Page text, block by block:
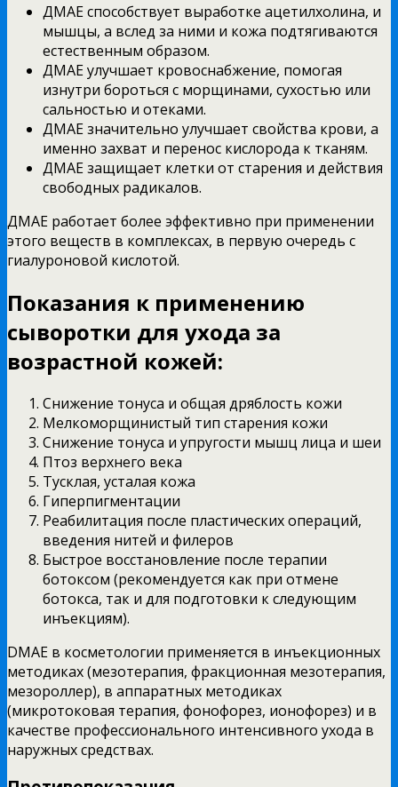
ДМАЕ способствует выработке ацетилхолина, и
мышцы, а вслед за ними и кожа подтягиваются
естественным образом.
ДМАЕ улучшает кровоснабжение, помогая
изнутри бороться с морщинами, сухостью или
сальностью и отеками.
ДМАЕ значительно улучшает свойства крови, а
именно захват и перенос кислорода к тканям.
ДМАЕ защищает клетки от старения и действия
свободных радикалов.
ДМАЕ работает более эффективно при применении
этого веществ в комплексах, в первую очередь с
гиалуроновой кислотой.
Показания к применению
сыворотки для ухода за
возрастной кожей:
Снижение тонуса и общая дряблость кожи
Мелкоморщинистый тип старения кожи
Снижение тонуса и упругости мышц лица и шеи
Птоз верхнего века
Тусклая, усталая кожа
Гиперпигментации
Реабилитация после пластических операций,
введения нитей и филеров
Быстрое восстановление после терапии
ботоксом (рекомендуется как при отмене
ботокса, так и для подготовки к следующим
инъекциям).
DMAE в косметологии применяется в инъекционных
методиках (мезотерапия, фракционная мезотерапия,
мезороллер), в аппаратных методиках
(микротоковая терапия, фонофорез, ионофорез) и в
качестве профессионального интенсивного ухода в
наружных средствах.